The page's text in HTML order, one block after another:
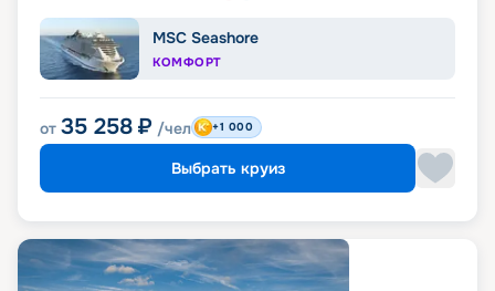
MSC Seashore
КОМФОРТ
от 35 258 ₽ /чел +1 000
Выбрать круиз